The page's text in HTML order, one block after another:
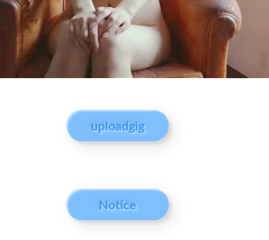
uploadgig
Notice